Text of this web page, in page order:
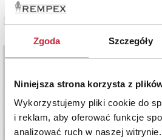
Zgoda Szczegóły
Niniejsza strona korzysta z
Wykorzystujemy pliki cookie do
i reklam, aby oferować funkcje
analizować ruch w naszej